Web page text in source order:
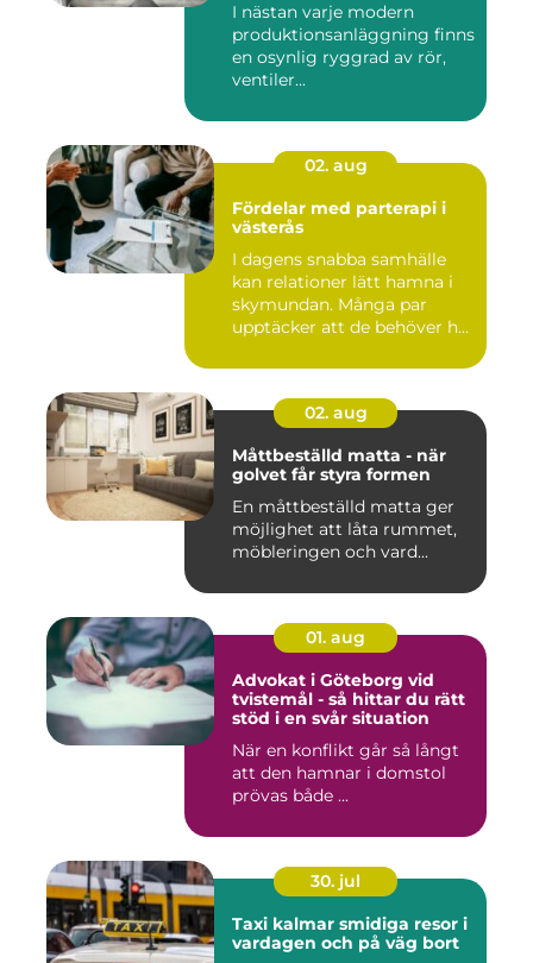
I nästan varje modern
produktionsanläggning finns
en osynlig ryggrad av rör,
ventiler...
02. aug
Fördelar med parterapi i
västerås
I dagens snabba samhälle
kan relationer lätt hamna i
skymundan. Många par
upptäcker att de behöver h...
02. aug
Måttbeställd matta - när
golvet får styra formen
En måttbeställd matta ger
möjlighet att låta rummet,
möbleringen och vard...
01. aug
Advokat i Göteborg vid
tvistemål - så hittar du rätt
stöd i en svår situation
När en konflikt går så långt
att den hamnar i domstol
prövas både ...
30. jul
Taxi kalmar smidiga resor i
vardagen och på väg bort